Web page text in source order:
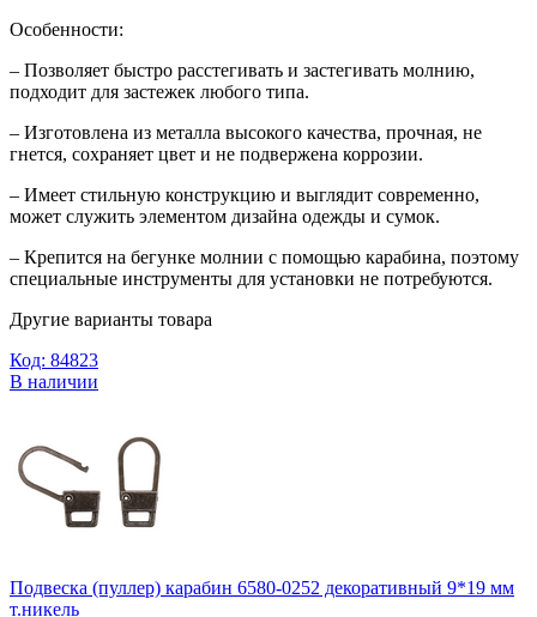
Особенности:
– Позволяет быстро расстегивать и застегивать молнию,
подходит для застежек любого типа.
– Изготовлена из металла высокого качества, прочная, не
гнется, сохраняет цвет и не подвержена коррозии.
– Имеет стильную конструкцию и выглядит современно,
может служить элементом дизайна одежды и сумок.
– Крепится на бегунке молнии с помощью карабина, поэтому
специальные инструменты для установки не потребуются.
Другие варианты товара
Код: 84823
В наличии
Подвеска (пуллер) карабин 6580-0252 декоративный 9*19 мм
т.никель